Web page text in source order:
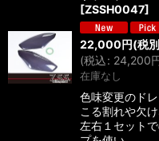
[ZSSH0047]
22,000円(税
(税込: 24,200
在庫なし
色味変更のド
こる割れや欠
左右１セット